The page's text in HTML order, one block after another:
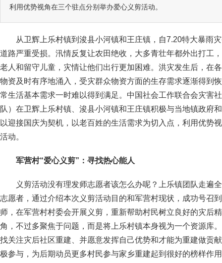
利用优势视角在三个驻点分别举办爱心义剪活动。
从卫辉上乐村镇到浚县小河镇和王庄镇，自7.20特大暴雨
道路严重受损。汛情反复让农田绝收，大多青壮年都外出打工
老人和留守儿童，灾情让他们出行更加困难。洪灾发生后，在
物资及时有序地涌入，受灾群众物资方面的生存需求逐渐得到
常生活基本需求一时难以得到满足。中国社会工作联合会灾害
队）在卫辉上乐村镇、浚县小河镇和王庄镇积极与当地镇政府
以迎接国庆为契机，以老百姓的生活需求为切入点，利用优势
活动。
军营村“爱心义剪”：寻找热心能人
义剪活动没有理发师志愿者该怎么办呢？上乐镇团队走遍
志愿者，通过介绍本次义剪活动目的和军营村现状，成功号召
师，在军营村村委会开展义剪，重新帮助村民树立良好的灾后
角，不过多聚焦于问题，而是将上乐村镇本身视为一个资源库
找关注灾后社区重建、并愿意发挥自己优势和才能为重建做贡
极参与，为后期动员更多村民参与家乡重建起到很好的榜样作